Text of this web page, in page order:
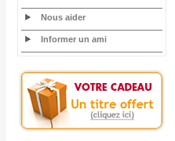
Nous aider
Informer un ami